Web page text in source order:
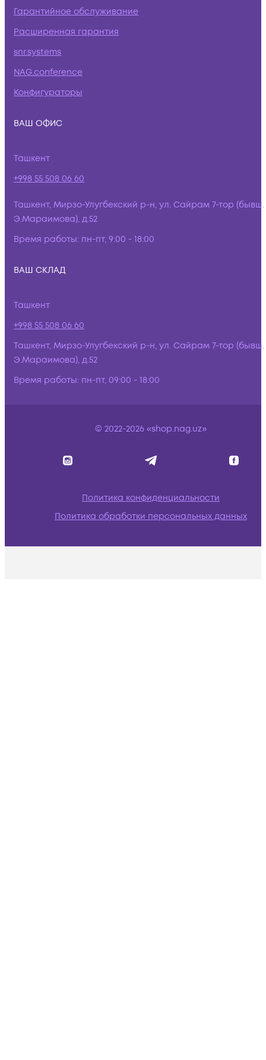
Гарантийное обслуживание
Расширенная гарантия
snr.systems
NAG.conference
Конфигураторы
ВАШ ОФИС
Ташкент
+998 55 508 06 60
Ташкент, Мирзо-Улугбекский р-н, ул. Сайрам 7-тор (бывш.
Э.Мараимова), д.52
Время работы: пн-пт, 9:00 - 18:00
ВАШ СКЛАД
Ташкент
+998 55 508 06 60
Ташкент, Мирзо-Улугбекский р-н, ул. Сайрам 7-тор (бывш.
Э.Мараимова), д.52
Время работы: пн-пт, 09:00 - 18:00
© 2022-2026 «shop.nag.uz»
Политика конфиденциальности
Политика обработки персональных данных